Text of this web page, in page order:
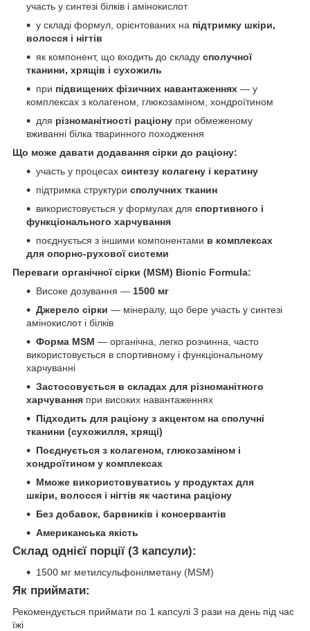
участь у синтезі білків і амінокислот
у складі формул, орієнтованих на підтримку шкіри,
волосся і нігтів
як компонент, що входить до складу сполучної
тканини, хрящів і сухожиль
при підвищених фізичних навантаженнях — у
комплексах з колагеном, глюкозаміном, хондроїтином
для різноманітності раціону при обмеженому
вживанні білка тваринного походження
Що може давати додавання сірки до раціону:
участь у процесах синтезу колагену і кератину
підтримка структури сполучних тканин
використовується у формулах для спортивного і
функціонального харчування
поєднується з іншими компонентами в комплексах
для опорно-рухової системи
Переваги органічної сірки (MSM) Bionic Formula:
Високе дозування — 1500 мг
Джерело сірки — мінералу, що бере участь у синтезі
амінокислот і білків
Форма MSM — органічна, легко розчинна, часто
використовується в спортивному і функціональному
харчуванні
Застосовується в складах для різноманітного
харчування при високих навантаженнях
Підходить для раціону з акцентом на сполучні
тканини (сухожилля, хрящі)
Поєднується з колагеном, глюкозаміном і
хондроїтином у комплексах
Мможе використовуватись у продуктах для
шкіри, волосся і нігтів як частина раціону
Без добавок, барвників і консервантів
Американська якість
Склад однієї порції (3 капсули):
1500 мг метилсульфонілметану (MSM)
Як приймати:
Рекомендується приймати по 1 капсулі 3 рази на день під час
їжі